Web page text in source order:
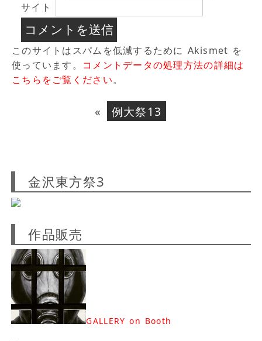
サイト
このサイトはスパムを低減するために Akismet を
使っています。 コメントデータの処理方法の詳細は
こちらをご覧ください。
« 例大祭13
金沢東方祭3
作品販売
GALLERY on Booth